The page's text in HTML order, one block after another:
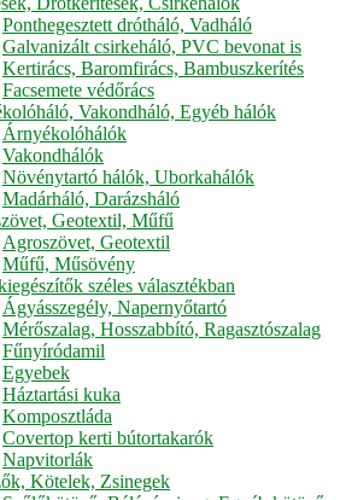
Ponthegesztett drótháló, Vadháló
Galvanizált csirkeháló, PVC bevonat is
Kertirács, Baromfirács, Bambuszkerítés
Facsemete védőrács
Vakondháló, Egyéb hálók
Árnyékolóhálók
Vakondhálók
Növénytartó hálók, Uborkahálók
Madárháló, Darázsháló
Geotextil, Műfű
Agroszövet, Geotextil
Műfű, Műsövény
széles választékban
Ágyásszegély, Napernyőtartó
Mérőszalag, Hosszabbító, Ragasztószalag
Fűnyíródamil
Egyebek
Háztartási kuka
Komposztláda
Covertop kerti bútortakarók
Napvitorlák
Kötelek, Zsinegek